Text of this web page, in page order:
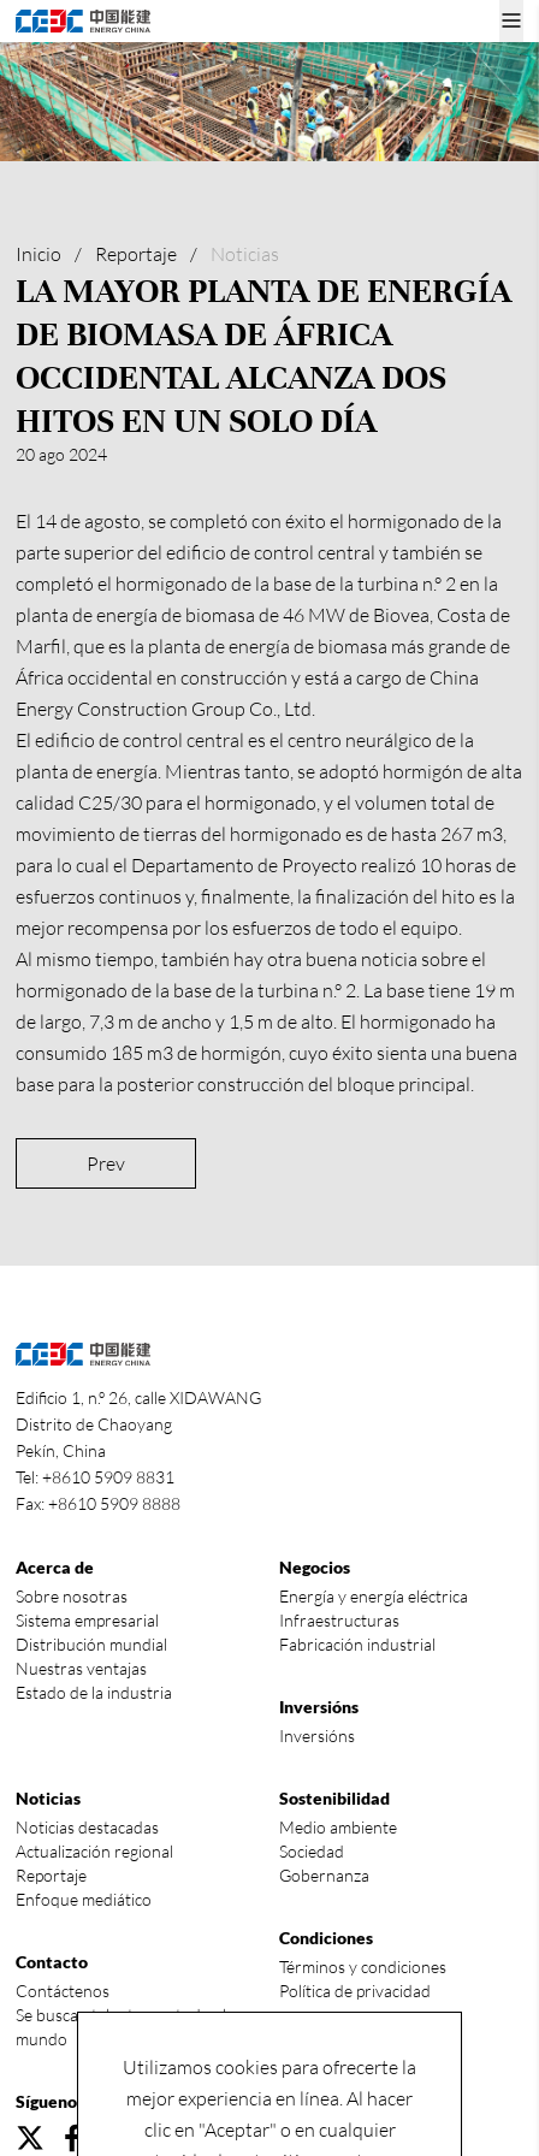
Inicio / Reportaje / Noticias
LA MAYOR PLANTA DE ENERGÍA
DE BIOMASA DE ÁFRICA
OCCIDENTAL ALCANZA DOS
HITOS EN UN SOLO DÍA
20 ago 2024
El 14 de agosto, se completó con éxito el hormigonado de la
parte superior del edificio de control central y también se
completó el hormigonado de la base de la turbina n.° 2 en la
planta de energía de biomasa de 46 MW de Biovea, Costa de
Marfil, que es la planta de energía de biomasa más grande de
África occidental en construcción y está a cargo de China
Energy Construction Group Co., Ltd.
El edificio de control central es el centro neurálgico de la
planta de energía. Mientras tanto, se adoptó hormigón de alta
calidad C25/30 para el hormigonado, y el volumen total de
movimiento de tierras del hormigonado es de hasta 267 m3,
para lo cual el Departamento de Proyecto realizó 10 horas de
esfuerzos continuos y, finalmente, la finalización del hito es la
mejor recompensa por los esfuerzos de todo el equipo.
Al mismo tiempo, también hay otra buena noticia sobre el
hormigonado de la base de la turbina n.° 2. La base tiene 19 m
de largo, 7,3 m de ancho y 1,5 m de alto. El hormigonado ha
consumido 185 m3 de hormigón, cuyo éxito sienta una buena
base para la posterior construcción del bloque principal.
Prev
Utilizamos cookies para ofrecerte la
mejor experiencia en línea. Al hacer
clic en "Aceptar" o en cualquier
Edificio 1, n.º 26, calle XIDAWANG
Distrito de Chaoyang
Pekín, China
Tel: +8610 5909 8831
Fax: +8610 5909 8888
Acerca de
Sobre nosotras
Sistema empresarial
Distribución mundial
Nuestras ventajas
Estado de la industria
Negocios
Energía y energía eléctrica
Infraestructuras
Fabricación industrial
Inversións
Inversións
Noticias
Noticias destacadas
Actualización regional
Reportaje
Enfoque mediático
Contacto
Contáctenos
Se buscan talentos en todo el
mundo
Sostenibilidad
Medio ambiente
Sociedad
Gobernanza
Condiciones
Términos y condiciones
Política de privacidad
Síguenos